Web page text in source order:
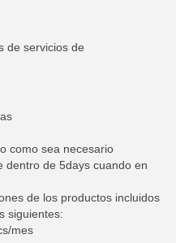
de servicios de
como sea necesario
dentro de 5days cuando en
de los productos incluidos
siguientes:
mes